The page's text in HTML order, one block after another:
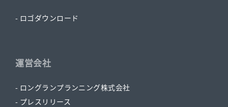
- ロゴダウンロード
運営会社
- ロングランプランニング株式会社
- プレスリリース